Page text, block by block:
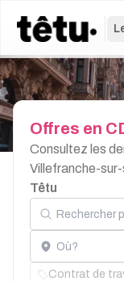
Offres en
Consultez les
Villefranche-
Têtu
Rechercher par
Localisation
Contrat de